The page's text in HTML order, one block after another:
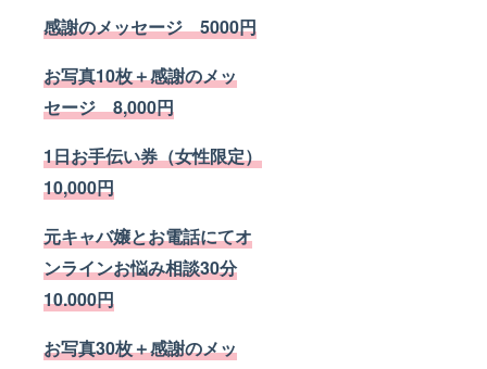
感謝のメッセージ 5000円
お写真10枚＋感謝のメッ
セージ 8,000円
1日お手伝い券（女性限定）
10,000円
元キャバ嬢とお電話にてオ
ンラインお悩み相談30分
10.000円
お写真30枚＋感謝のメッ